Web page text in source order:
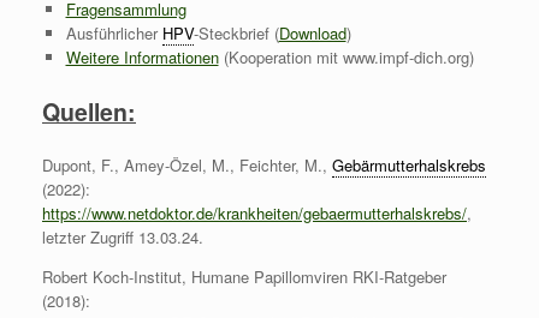
Fragensammlung
Ausführlicher HPV-Steckbrief (Download)
Weitere Informationen(Kooperation mit www.impf-dich.org)
Quellen:
Dupont, F., Amey-Özel, M., Feichter, M., Gebärmutterhalskrebs
(2022):
https://www.netdoktor.de/krankheiten/gebaermutterhalskrebs/,
letzter Zugriff 13.03.24.
Robert Koch-Institut, Humane Papillomviren RKI-Ratgeber
(2018):